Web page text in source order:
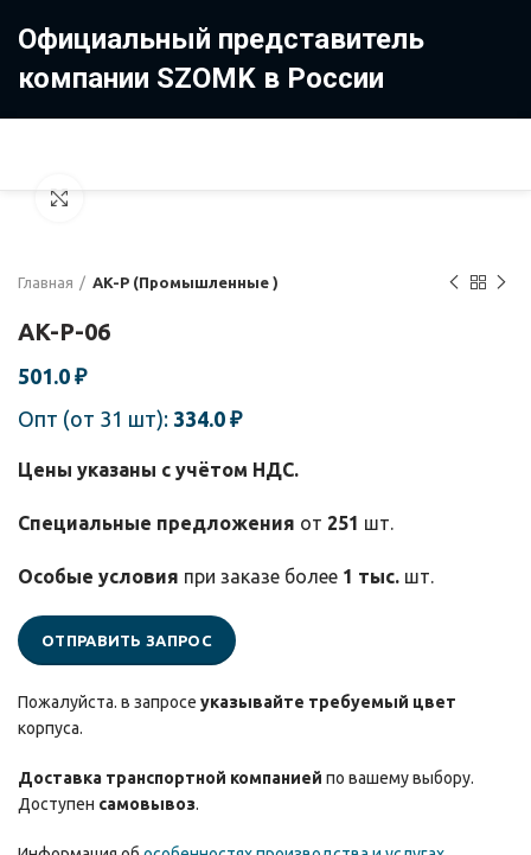
Официальный представитель
компании SZOMK в России
Главная AK-P (Промышленные )
AK-P-06
501.0 ₽
Опт (от 31 шт): 334.0 ₽
Цены указаны с учётом НДС.
Специальные предложения от 251 шт.
Особые условия при заказе более 1 тыс. шт.
ОТПРАВИТЬ ЗАПРОС
Пожалуйста. в запросе указывайте требуемый цвет
корпуса.
Доставка транспортной компанией по вашему выбору.
Доступен самовывоз.